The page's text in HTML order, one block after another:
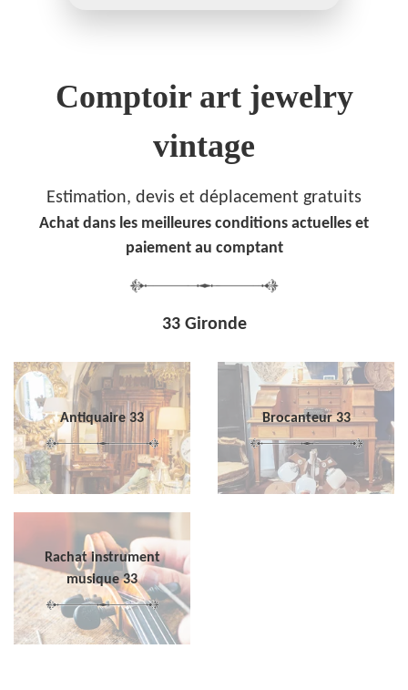
Comptoir art jewelry
vintage
Estimation, devis et déplacement gratuits
Achat dans les meilleures conditions actuelles et
paiement au comptant
33 Gironde
Antiquaire 33 Brocanteur 33
Rachat instrument
musique 33